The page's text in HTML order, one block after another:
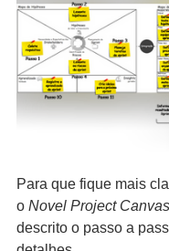
Para que fique mais
o Novel Project Canvas
descrito o passo a